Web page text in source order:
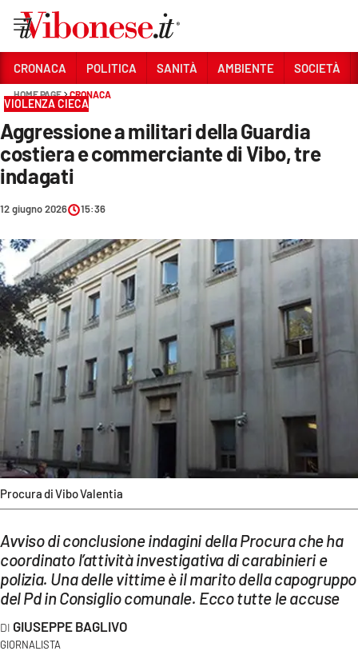
Sezioni
CRONACA
POLITICA
SOCIETÀ
CULTURA
ECONOMIA E LAVORO
EVENTI
SPORT
Streaming
LAC TV
LAC NETWORK
LAC ONAIR
LaC
Network
LACPLAY.IT
CRONACA POLITICA SANITÀ AMBIENTE SOCIETÀ
HOME PAGE CRONACA
VIOLENZA CIECA
Aggressione a militari della Guardia
costiera e commerciante di Vibo, tre
indagati
Procura di Vibo Valentia
12 giugno 2026 15:36
Avviso di conclusione indagini della Procura che ha
coordinato l’attività investigativa di carabinieri e
polizia. Una delle vittime è il marito della capogruppo
del Pd in Consiglio comunale. Ecco tutte le accuse
GIUSEPPE BAGLIVO
GIORNALISTA